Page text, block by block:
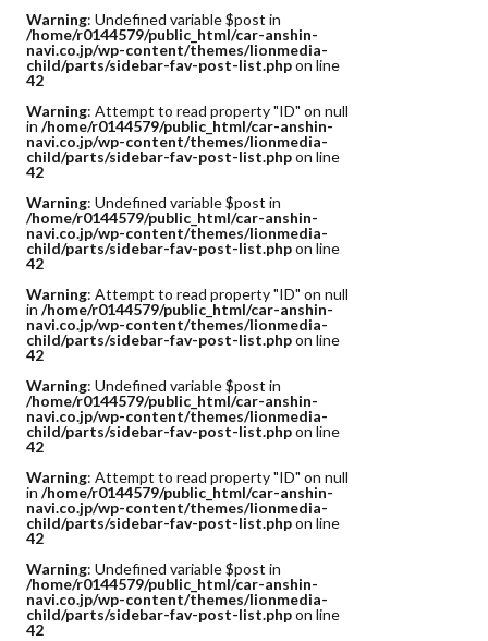
Warning: Undefined variable $post in
/home/r0144579/public_html/car-anshin-
navi.co.jp/wp-content/themes/lionmedia-
child/parts/sidebar-fav-post-list.phpon line
42
Warning: Attempt to read property "ID" on null
in /home/r0144579/public_html/car-anshin-
navi.co.jp/wp-content/themes/lionmedia-
child/parts/sidebar-fav-post-list.phpon line
42
Warning: Undefined variable $post in
/home/r0144579/public_html/car-anshin-
navi.co.jp/wp-content/themes/lionmedia-
child/parts/sidebar-fav-post-list.phpon line
42
Warning: Attempt to read property "ID" on null
in /home/r0144579/public_html/car-anshin-
navi.co.jp/wp-content/themes/lionmedia-
child/parts/sidebar-fav-post-list.phpon line
42
Warning: Undefined variable $post in
/home/r0144579/public_html/car-anshin-
navi.co.jp/wp-content/themes/lionmedia-
child/parts/sidebar-fav-post-list.phpon line
42
Warning: Attempt to read property "ID" on null
in /home/r0144579/public_html/car-anshin-
navi.co.jp/wp-content/themes/lionmedia-
child/parts/sidebar-fav-post-list.phpon line
42
Warning: Undefined variable $post in
/home/r0144579/public_html/car-anshin-
navi.co.jp/wp-content/themes/lionmedia-
child/parts/sidebar-fav-post-list.phpon line
42